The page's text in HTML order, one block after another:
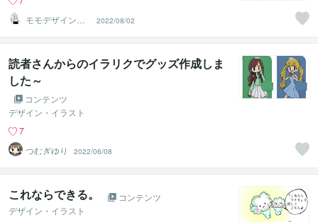
モモデザイン・
心を癒すイラス
トレーター
2022/08/02
読者さんからのイラリクでグッズ作成しま
した～
コンテンツ
デザイン・イラスト
7
つむぎゆり
2022/06/08
これならできる。
コンテンツ
デザイン・イラスト